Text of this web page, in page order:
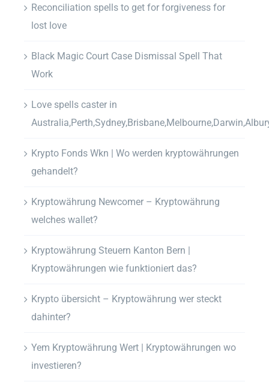
Reconciliation spells to get for forgiveness for
lost love
Black Magic Court Case Dismissal Spell That
Work
Love spells caster in
Krypto Fonds Wkn | Wo werden kryptowährungen
gehandelt?
Kryptowährung Newcomer – Kryptowährung
welches wallet?
Kryptowährung Steuern Kanton Bern |
Kryptowährungen wie funktioniert das?
Krypto übersicht – Kryptowährung wer steckt
dahinter?
Yem Kryptowährung Wert | Kryptowährungen wo
investieren?